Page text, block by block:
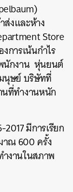
งและห้าง
Store
การเน้นกำไร
นักงาน หุ่นยนต์
นุษย์ บริษัทที่
ที่ทำงานหนัก
มีการเรียก
าณ 600 ครั้ง
งานในสภาพ
EMAIL